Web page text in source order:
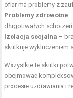
ofiar ma problemy z
Problemy zdrowotne
długotrwałych
Izolacja socjalna –
skutkuje wykluczeniem
Wszystkie te skutki
obejmować
procesie uzdrawiania i